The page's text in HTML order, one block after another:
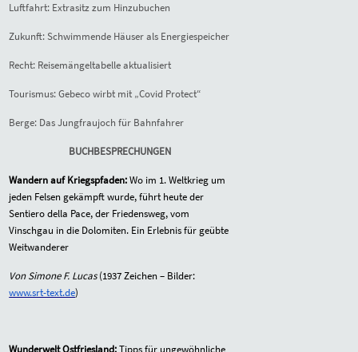
Luftfahrt: Extrasitz zum Hinzubuchen
Zukunft: Schwimmende Häuser als Energiespeicher
Recht: Reisemängeltabelle aktualisiert
Tourismus: Gebeco wirbt mit „Covid Protect“
Berge: Das Jungfraujoch für Bahnfahrer
BUCHBESPRECHUNGEN
Wandern auf Kriegspfaden:Wo im 1. Weltkrieg um
jeden Felsen gekämpft wurde, führt heute der
Sentiero della Pace, der Friedensweg, vom
Vinschgau in die Dolomiten. Ein Erlebnis für geübte
Weitwanderer
Von Simone F. Lucas(1937Zeichen – Bilder:
www.srt-text.de)
Wunderwelt Ostfriesland:Tipps für ungewöhnliche